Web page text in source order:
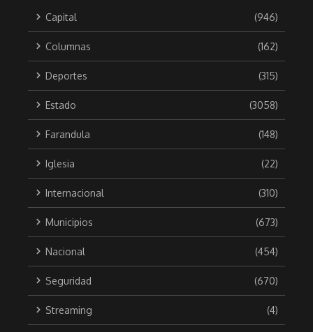
Capital (946)
Columnas (162)
Deportes (315)
Estado (3058)
Farandula (148)
Iglesia (22)
Internacional (310)
Municipios (673)
Nacional (454)
Seguridad (670)
Streaming (4)